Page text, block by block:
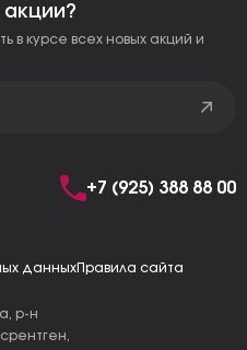
р-н
в курсе всех новых акций и
+7 (925) 388 88 00
данныхПравила сайта